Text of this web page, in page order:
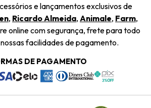
e lançamentos exclusivos de
, Ricardo Almeida, Animale, Farm,
online com segurança, frete para todo
facilidades de pagamento.
DE PAGAMENTO